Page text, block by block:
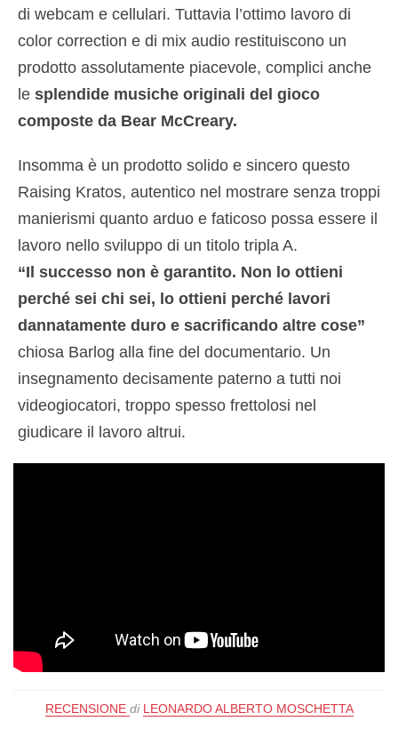
di webcam e cellulari. Tuttavia l’ottimo lavoro di
color correction e di mix audio restituiscono un
prodotto assolutamente piacevole, complici anche
le splendide musiche originali del gioco
composte da Bear McCreary.
Insomma è un prodotto solido e sincero questo
Raising Kratos, autentico nel mostrare senza troppi
manierismi quanto arduo e faticoso possa essere il
lavoro nello sviluppo di un titolo tripla A.
“Il successo non è garantito. Non lo ottieni
perché sei chi sei, lo ottieni perché lavori
dannatamente duro e sacrificando altre cose”
chiosa Barlog alla fine del documentario. Un
insegnamento decisamente paterno a tutti noi
videogiocatori, troppo spesso frettolosi nel
giudicare il lavoro altrui.
RECENSIONE di LEONARDO ALBERTO MOSCHETTA